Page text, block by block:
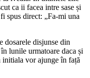
ca ii facea intre sase și
spus direct: „Fa-mi una
dosarele disjunse din
lunile urmatoare daca și
vor ajunge în față